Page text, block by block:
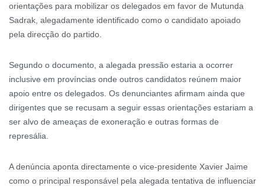
orientações para mobilizar os delegados em favor de Mutunda
Sadrak, alegadamente identificado como o candidato apoiado
pela direcção do partido.
Segundo o documento, a alegada pressão estaria a ocorrer
inclusive em províncias onde outros candidatos reúnem maior
apoio entre os delegados. Os denunciantes afirmam ainda que
dirigentes que se recusam a seguir essas orientações estariam a
ser alvo de ameaças de exoneração e outras formas de
represália.
A denúncia aponta directamente o vice-presidente Xavier Jaime
como o principal responsável pela alegada tentativa de influenciar